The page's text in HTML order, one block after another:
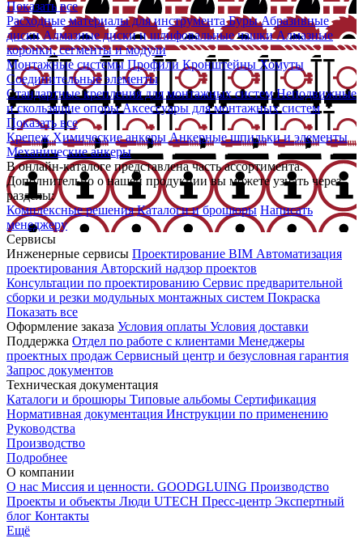
Показать все
Расходные материалы для инструментаБурыАбразивные
дискиАлмазные диски и шлифовальные чашкиАлмазные
коронки, сегменты и модули
Монтажные системы Профили КронштейныХомуты
Соединительные элементы
Стандартные крепления для монтажных системНеподвижные
и скользящие опорыАксессуары для монтажных систем
Показать все
КрепежХимические анкеры Анкерные шпильки и элементы
Механические анкеры
В онлайн-каталоге представлена часть ассортимента.
Дополнительно о нашей продукции вы можете узнать через
разделы:
Комплексные решения Каталоги и брошюры Написать
менеджеру
Сервисы
Инженерные сервисы Проектирование BIM Автоматизация
проектирования Авторский надзор проектов
Консультации по проектированию Сервис предварительной
сборки и резки модульных монтажных систем Покраска
Показать все
Оформление заказа Условия оплаты Условия доставки
Поддержка Отдел по работе с клиентами Менеджеры
проектных продаж Сервисный центр и безусловная гарантия
Запрос документов
Техническая документация
Каталоги и брошюры Типовые альбомы Сертификация
Нормативная документация Инструкции по применению
Руководства
Производство
Подробнее
О компании
О нас Миссия и ценности. GOODGLUING Производство
Проекты и объекты Люди UTECH Пресс-центр Экспертный
блог Контакты
Ещё